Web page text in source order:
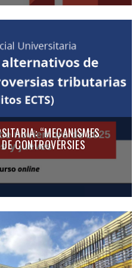
“MECANISMES
CONTROVÈRSIES